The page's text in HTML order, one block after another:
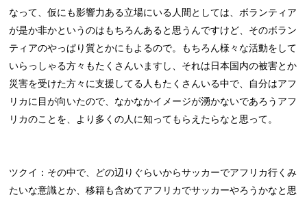
なって、仮にも影響力ある立場にいる人間としては、ボランティア
が是か非かというのはもちろんあると思うんですけど、そのボラン
ティアのやっぱり質とかにもよるので。もちろん様々な活動をして
いらっしゃる方々もたくさんいますし、それは日本国内の被害とか
災害を受けた方々に支援してる人もたくさんいる中で、自分はアフ
リカに目が向いたので、なかなかイメージが湧かないであろうアフ
リカのことを、より多くの人に知ってもらえたらなと思って。
ツクイ：その中で、どの辺りぐらいからサッカーでアフリカ行くみ
たいな意識とか、移籍も含めてアフリカでサッカーやろうかなと思